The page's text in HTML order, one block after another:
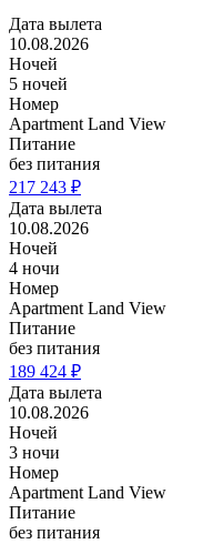
Дата вылета
10.08.2026
Ночей
5 ночей
Номер
Apartment Land View
Питание
без питания
217 243 ₽
Дата вылета
10.08.2026
Ночей
4 ночи
Номер
Apartment Land View
Питание
без питания
189 424 ₽
Дата вылета
10.08.2026
Ночей
3 ночи
Номер
Apartment Land View
Питание
без питания